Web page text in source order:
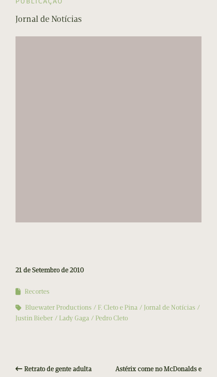
Jornal de Notícias
21 de Setembro de 2010
Recortes
Bluewater Productions
F. Cleto e Pina
Jornal de Notícias
Justin Bieber
Lady Gaga Pedro Cleto
Retrato de gente adulta
Astérix come no McDonalds e